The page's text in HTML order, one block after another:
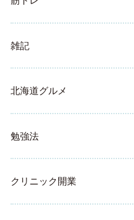
雑記
北海道グルメ
勉強法
クリニック開業